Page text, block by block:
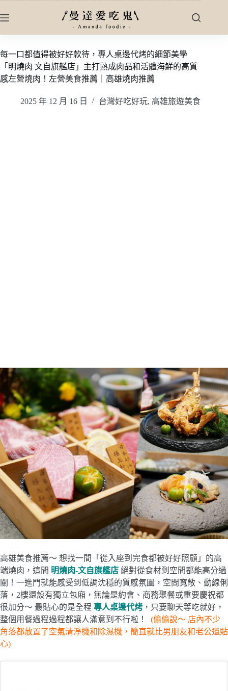
至
內
容
每一口都值得被好好款待，專人桌邊代烤的細節美學
「明燒肉 文自旗艦店」主打熟成肉品和活體海鮮的高質
感左營燒肉！左營美食推薦｜高雄燒肉推薦
2025 年 12 月 16 日 台灣好吃好玩, 高雄旅遊美食
高雄美食推薦～ 想找一間「從入座到完食都被好好照顧」的高
端燒肉，這間 明燒肉-文自旗艦店 絕對從食材到空間都能高分過
關！一進門就能感受到低調沈穩的質感氛圍，空間寬敞、動線俐
落，2樓還設有獨立包廂，無論是約會、商務聚餐或重要慶祝都
很加分～ 最貼心的是全程 專人桌邊代烤 ，只要聊天等吃就好，
整個用餐過程過程都讓人滿意到不行啦！
(偷偷說～ 店內不少
角落都放置了空氣清淨機和除濕機，簡直就比男朋友和老公還貼
心)